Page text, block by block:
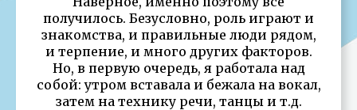
получилось. Безусловно, роль играют и
знакомства, и правильные люди рядом,
и терпение, и много других факторов.
Но, в первую очередь, я работала над
собой: утром вставала и бежала на вокал,
затем на технику речи, танцы и т.д.